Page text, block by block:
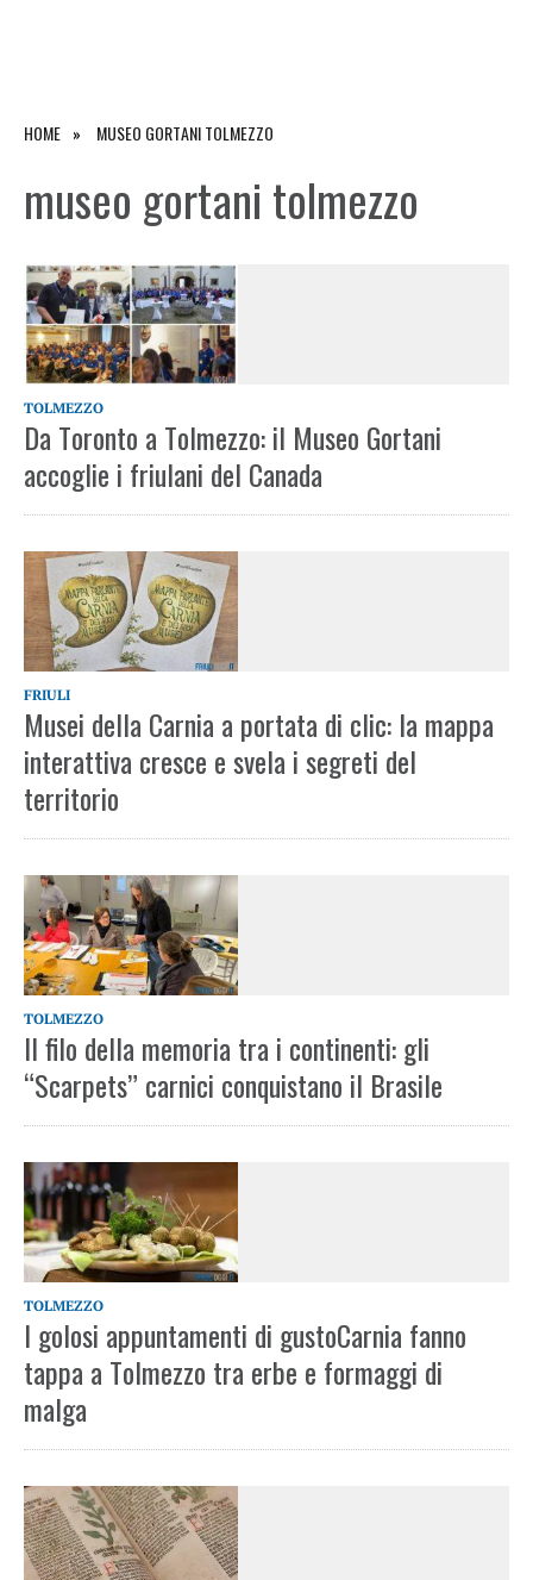
HOME MUSEO GORTANI TOLMEZZO
museo gortani tolmezzo
TOLMEZZO
Da Toronto a Tolmezzo: il Museo Gortani
accoglie i friulani del Canada
FRIULI
Musei della Carnia a portata di clic: la mappa
interattiva cresce e svela i segreti del
territorio
TOLMEZZO
Il filo della memoria tra i continenti: gli
“Scarpets” carnici conquistano il Brasile
TOLMEZZO
I golosi appuntamenti di gustoCarnia fanno
tappa a Tolmezzo tra erbe e formaggi di
malga